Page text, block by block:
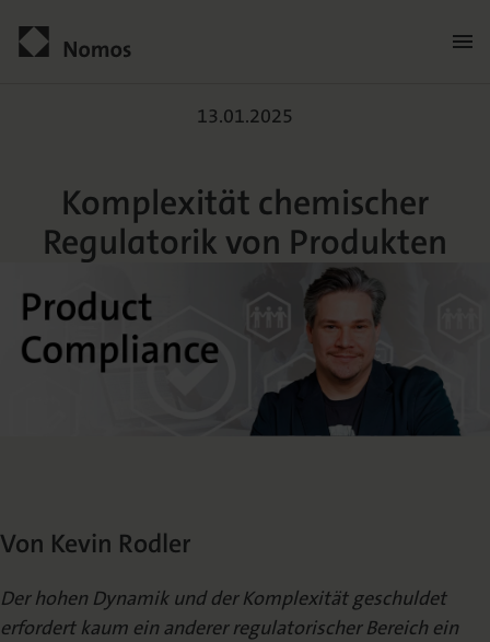
Das Lektorat
rund um Ihre Publikation
Presse & Rezensionswesen
Shop
Kontakt
Komplexität chemischer
13.01.2025
Komplexität chemischer
Regulatorik von Produkten
Von Kevin Rodler
Der hohen Dynamik und der Komplexität geschuldet
erfordert kaum ein anderer regulatorischer Bereich ein